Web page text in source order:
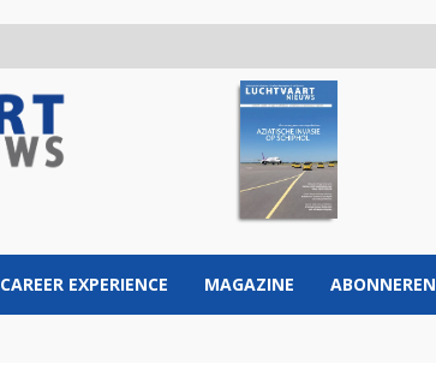
CAREER EXPERIENCE MAGAZINE ABONNEREN